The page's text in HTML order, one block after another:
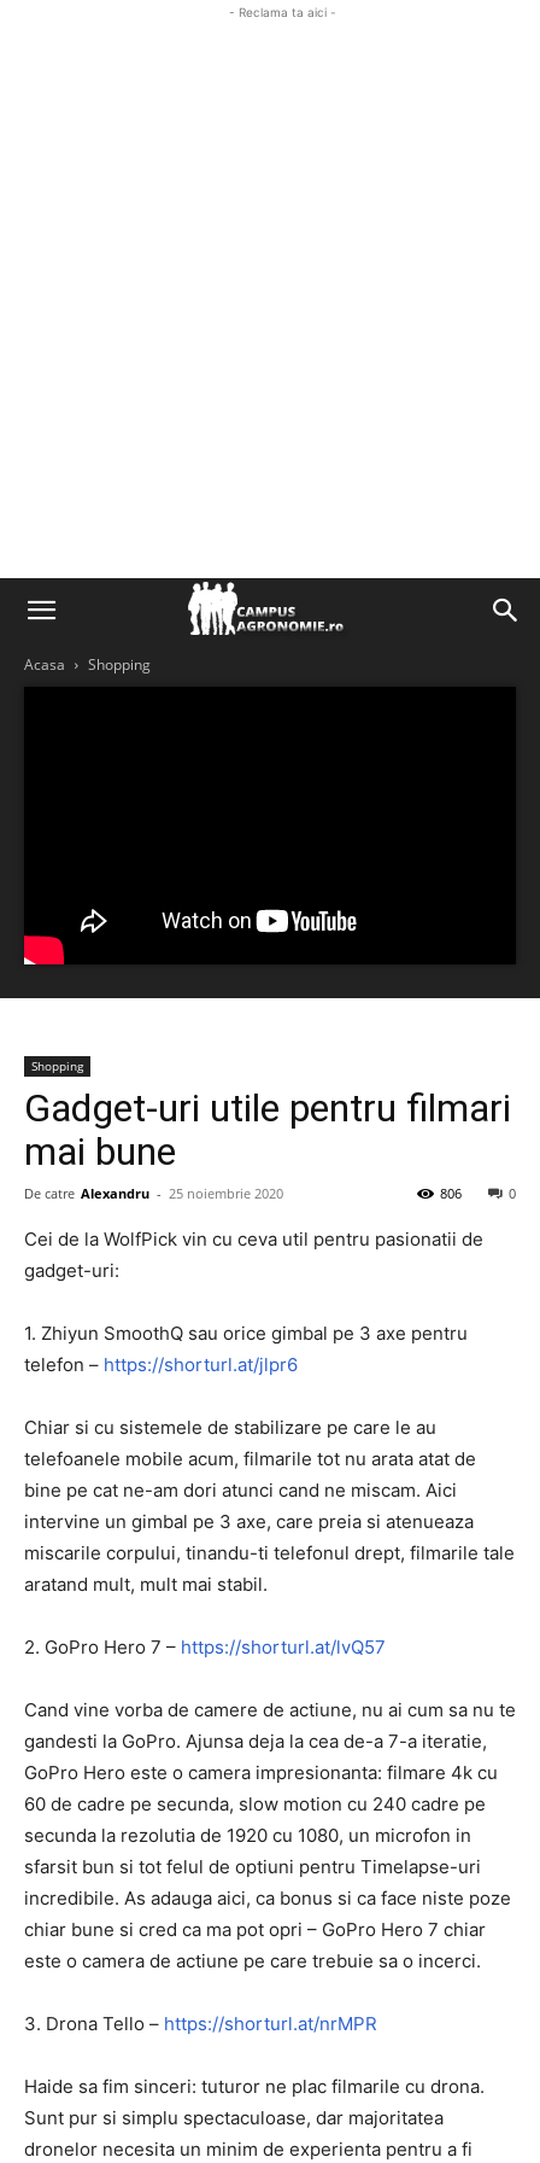
- Reclama ta aici -
Acasa Shopping
Shopping
Gadget-uri utile pentru filmari
mai bune
De catre Alexandru - 25 noiembrie 2020 0
806
Cei de la WolfPick vin cu ceva util pentru pasionatii de
gadget-uri:
1. Zhiyun SmoothQ sau orice gimbal pe 3 axe pentru
telefon – https://shorturl.at/jlpr6
Chiar si cu sistemele de stabilizare pe care le au
telefoanele mobile acum, filmarile tot nu arata atat de
bine pe cat ne-am dori atunci cand ne miscam. Aici
intervine un gimbal pe 3 axe, care preia si atenueaza
miscarile corpului, tinandu-ti telefonul drept, filmarile tale
aratand mult, mult mai stabil.
2. GoPro Hero 7 – https://shorturl.at/lvQ57
Cand vine vorba de camere de actiune, nu ai cum sa nu te
gandesti la GoPro. Ajunsa deja la cea de-a 7-a iteratie,
GoPro Hero este o camera impresionanta: filmare 4k cu
60 de cadre pe secunda, slow motion cu 240 cadre pe
secunda la rezolutia de 1920 cu 1080, un microfon in
sfarsit bun si tot felul de optiuni pentru Timelapse-uri
incredibile. As adauga aici, ca bonus si ca face niste poze
chiar bune si cred ca ma pot opri – GoPro Hero 7 chiar
este o camera de actiune pe care trebuie sa o incerci.
3. Drona Tello – https://shorturl.at/nrMPR
Haide sa fim sinceri: tuturor ne plac filmarile cu drona.
Sunt pur si simplu spectaculoase, dar majoritatea
dronelor necesita un minim de experienta pentru a fi